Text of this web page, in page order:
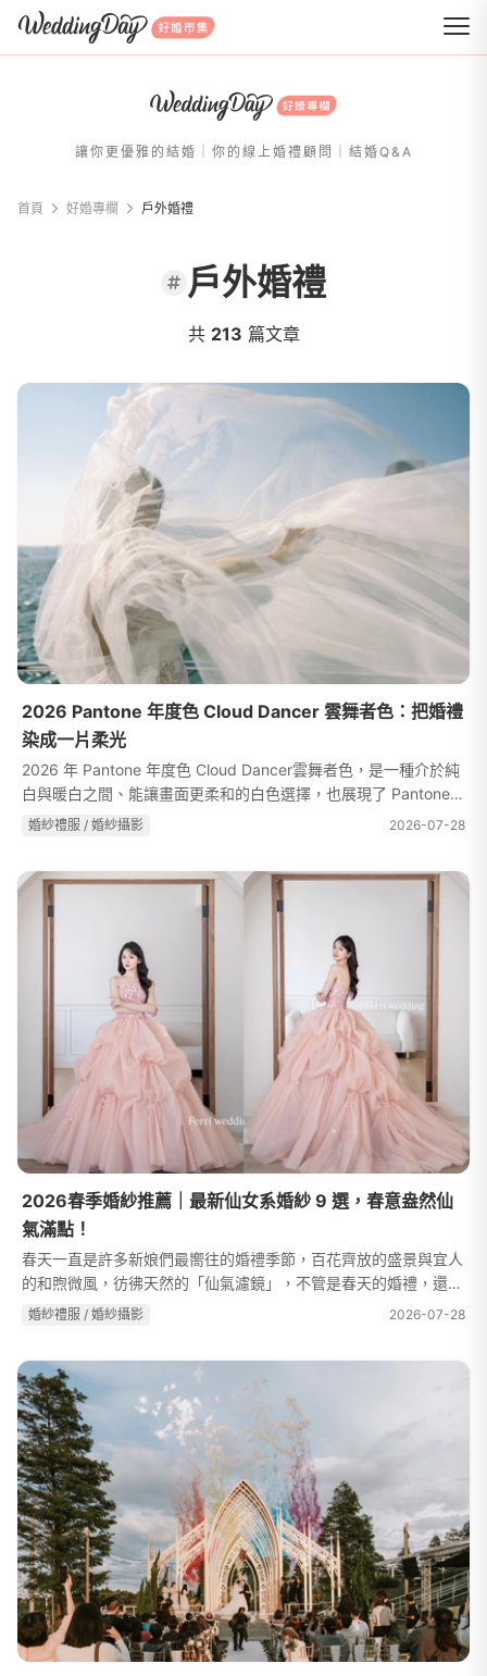
WeddingDay 好婚市集
讓你更優雅的結婚｜你的線上婚禮顧問｜結婚Q&A
首頁 好婚專欄 戶外婚禮
戶外婚禮
共 213 篇文章
2026 Pantone 年度色 Cloud Dancer 雲舞者色：把婚禮
染成一片柔光
2026 年 Pantone 年度色 Cloud Dancer雲舞者色，是一種介於純
白與暖白之間、能讓畫面更柔和的白色選擇，也展現了 Pantone色
調一貫強調的平衡與留白美感。它不會過於冷冽，也不容易讓畫面
婚紗禮服 / 婚紗攝影 2026-07-28
2026春季婚紗推薦｜最新仙女系婚紗 9 選，春意盎然仙
氣滿點！
春天一直是許多新娘們最嚮往的婚禮季節，百花齊放的盛景與宜人
的和煦微風，彷彿天然的「仙氣濾鏡」，不管是春天的婚禮，還是
婚紗拍攝，都能輕鬆成就如詩如畫的絕美大片，留下一個美好難忘
婚紗禮服 / 婚紗攝影 2026-07-28